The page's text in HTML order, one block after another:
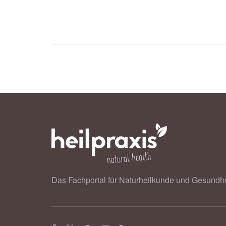
Kaestner, L.: Transient receptor
consumer; in: American Journal of
Das Fachportal für Naturheilkunde und